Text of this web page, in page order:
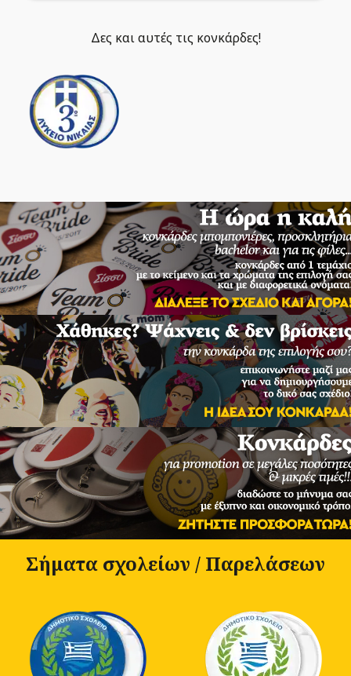
Δες και αυτές τις κονκάρδες!
Σήματα σχολείων / Παρελάσεων